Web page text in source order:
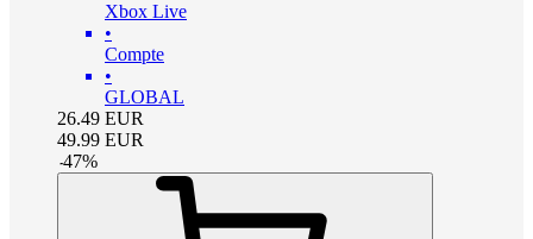
Xbox Live
•
Compte
•
GLOBAL
26.49 EUR
49.99 EUR
-47%